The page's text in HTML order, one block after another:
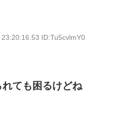
ID:Tu5cvlmY0
ても困るけどね